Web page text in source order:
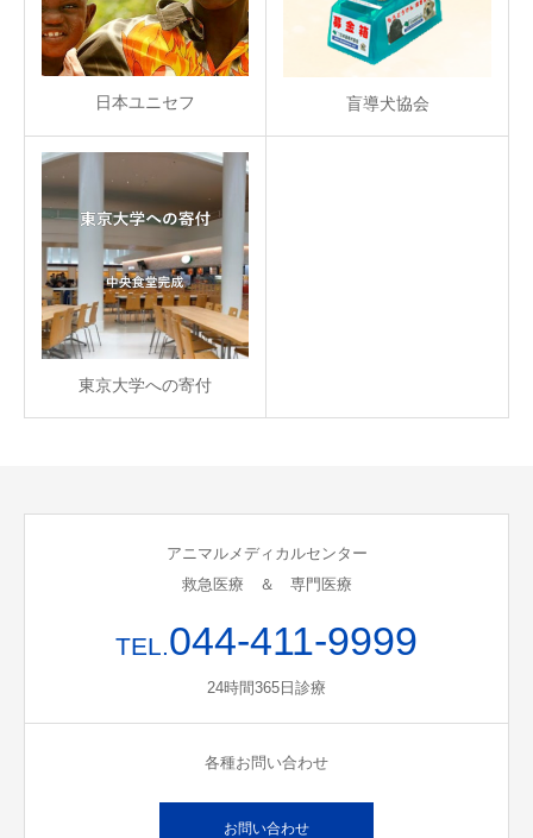
日本ユニセフ 盲導犬協会
東京大学への寄付
アニマルメディカルセンター
救急医療 ＆ 専門医療
TEL.044-411-9999
24時間365日診療
各種お問い合わせ
お問い合わせ